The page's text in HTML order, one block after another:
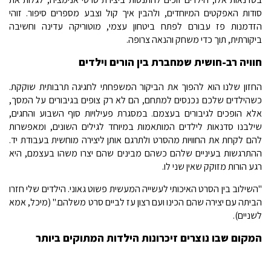
סודות האפקטים המיוחדים, ולהבין איך קול וצבע מספרים סיפור. זוהי
הזדמנות פז עבורם לפתח ביטחון עצמי, מוטוריקה עדינה וחשיבה
ביקורתית, תוך כדי משחק והנאה צרופה.
חוויה רב-חושית שמחברת בין הורים וילדים
החזון שלנו הוא להפוך את הביקור המשפחתי לחגיגה תרבותית שוקקת.
כשהילדים שלכם נכנסים למתחם, הם לא רק צופים בגיבורים על המסך,
אלא הופכים לגיבורים בעצמם. במסגרת פעילויות סוף השבוע והחגים,
שילבנו סדנאות לילדים המותאמות במיוחד לגילים השונים, ומאפשרות
להם לקחת את החוויות מהסרט ולתרגם אותן ליצירה מוחשית בעבודת יד.
ההתרגשות בעיניים שלהם כשהם מבינים שהם יצרו משהו בעצמם, היא
רגע הורות מזוקק שאין שני לו.
"השילוב בין הסרט האיכותי לעשייה המעשית פשוט גאוני. הילדים שלי חזרו
הביתה עם יצירה שהם הכינו ועם רצון עז לביים סרט משלהם." (מיכל, אמא
לשניים).
המקום שבו נוצרים זיכרונות הילדות המתוקים ביותר